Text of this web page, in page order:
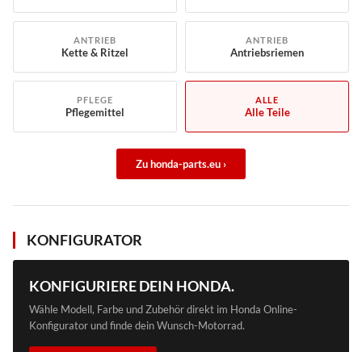
ANTRIEB
Kette & Ritzel
ANTRIEB
Antriebsriemen
PFLEGE
Pflegemittel
ALLE
Alle Teile
Zu honda-parts.eu ›
KONFIGURATOR
KONFIGURIERE DEIN HONDA.
Wähle Modell, Farbe und Zubehör direkt im Honda Online-
Konfigurator und finde dein Wunsch-Motorrad.